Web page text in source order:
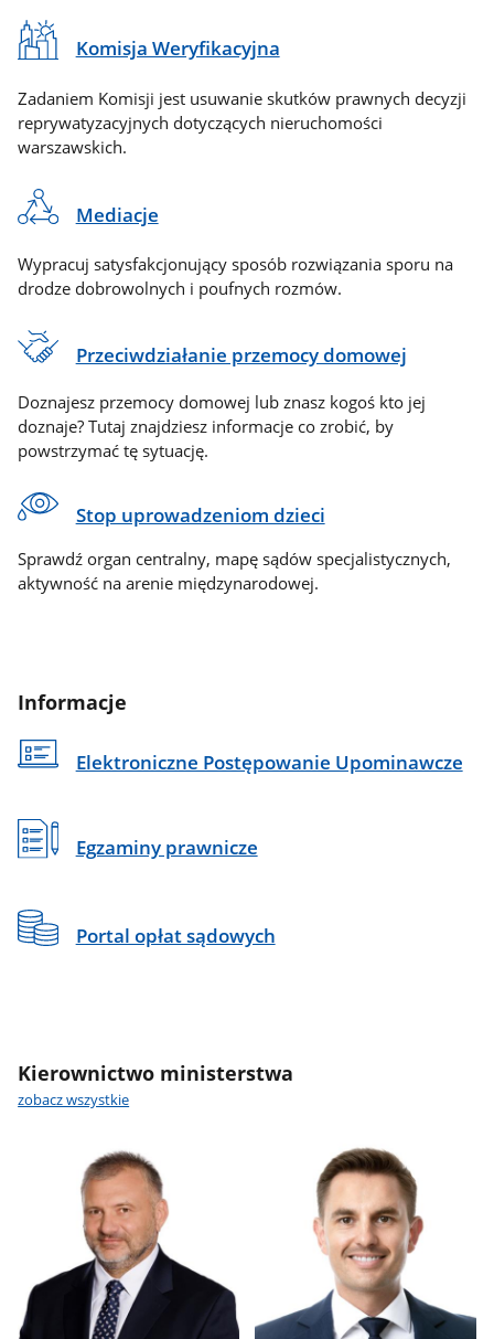
Komisja Weryfikacyjna
Zadaniem Komisji jest usuwanie skutków prawnych decyzji
reprywatyzacyjnych dotyczących nieruchomości
warszawskich.
Mediacje
Wypracuj satysfakcjonujący sposób rozwiązania sporu na
drodze dobrowolnych i poufnych rozmów.
Przeciwdziałanie przemocy domowej
Doznajesz przemocy domowej lub znasz kogoś kto jej
doznaje? Tutaj znajdziesz informacje co zrobić, by
powstrzymać tę sytuację.
Stop uprowadzeniom dzieci
Sprawdź organ centralny, mapę sądów specjalistycznych,
aktywność na arenie międzynarodowej.
Informacje
Elektroniczne Postępowanie Upominawcze
Egzaminy prawnicze
Portal opłat sądowych
Kierownictwo ministerstwa
zobacz wszystkie